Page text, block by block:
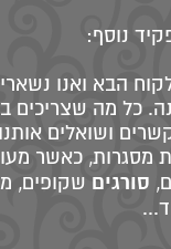
נוסף:
הבא ואנו
כל מה שצריכים
ושואלים
מסגרות, כאשר
סורגים שקופים,